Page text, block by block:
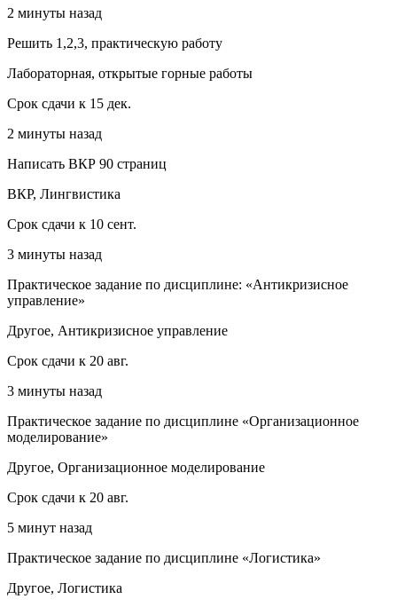
2 минуты назад
Решить 1,2,3, практическую работу
Лабораторная, открытые горные работы
Срок сдачи к 15 дек.
2 минуты назад
Написать ВКР 90 страниц
ВКР, Лингвистика
Срок сдачи к 10 сент.
3 минуты назад
Практическое задание по дисциплине: «Антикризисное
управление»
Другое, Антикризисное управление
Срок сдачи к 20 авг.
3 минуты назад
Практическое задание по дисциплине «Организационное
моделирование»
Другое, Организационное моделирование
Срок сдачи к 20 авг.
5 минут назад
Практическое задание по дисциплине «Логистика»
Другое, Логистика